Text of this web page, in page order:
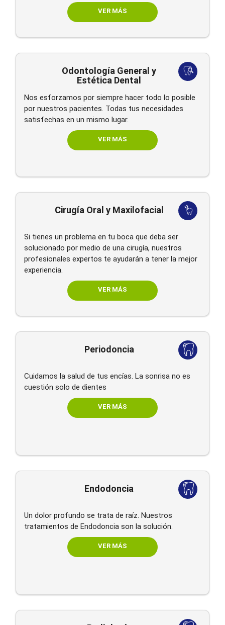
VER MÁS
Odontología General y
Estética Dental
Nos esforzamos por siempre hacer todo lo posible
por nuestros pacientes. Todas tus necesidades
satisfechas en un mismo lugar.
VER MÁS
Cirugía Oral y Maxilofacial
Si tienes un problema en tu boca que deba ser
solucionado por medio de una cirugía, nuestros
profesionales expertos te ayudarán a tener la mejor
experiencia.
VER MÁS
Periodoncia
Cuidamos la salud de tus encías. La sonrisa no es
cuestión solo de dientes
VER MÁS
Endodoncia
Un dolor profundo se trata de raíz. Nuestros
tratamientos de Endodoncia son la solución.
VER MÁS